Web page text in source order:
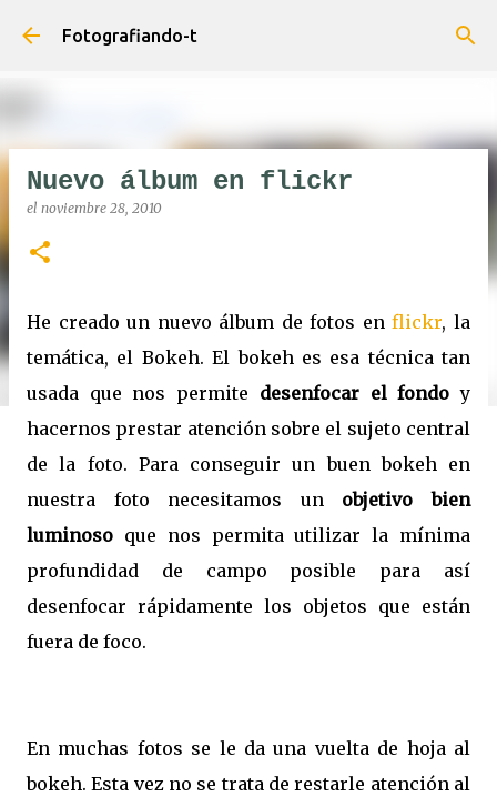
Ir al contenido principal
Fotografiando-t
Nuevo álbum en flickr
el noviembre 28, 2010
He creado un nuevo álbum de fotos enflickr, la
temática, el Bokeh. El bokeh es esa técnica tan
usada que nos permite desenfocar el fondo y
hacernos prestar atención sobre el sujeto central
de la foto. Para conseguir un buen bokeh en
nuestra foto necesitamos un objetivo bien
luminoso que nos permita utilizar la mínima
profundidad de campo posible para así
desenfocar rápidamente los objetos que están
fuera de foco.
En muchas fotos se le da una vuelta de hoja al
bokeh. Esta vez no se trata de restarle atención al